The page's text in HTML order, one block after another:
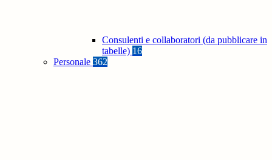
Consulenti e collaboratori (da pubblicare in
tabelle) 16
Personale 362